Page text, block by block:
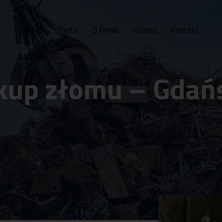
Witaj Oferta O firmie Kariera Kontakt
złomu –
AKTUALNY CENNIK